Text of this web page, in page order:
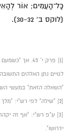
כָּל־הָעַמִּים; אוֹר
(לוקס ב' 30-32).
[1]
פרק י' 45. אך
"השאלה הזאת" במעשי השליחים,
[2] "שילה" לפי רש"י:
[3]
ע"פ רש"י: "אף זה
ידרושו".